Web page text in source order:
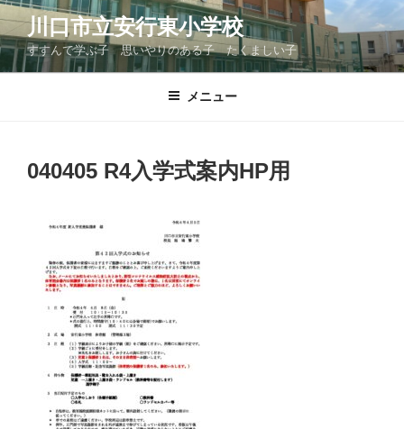
コ
ン
テ
ン
川口市立安行東小学校
すすんで学ぶ子 思いやりのある子 たくましい子
メニュー
040405 R4入学式案内HP用